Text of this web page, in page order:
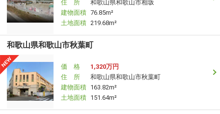
住 所
和歌山県和歌山市相坂
建物面積 76.85m²
土地面積 219.68m²
和歌山県和歌山市秋葉町
価 格
1,320万円
住 所
和歌山県和歌山市秋葉町
建物面積 163.82m²
土地面積 151.64m²